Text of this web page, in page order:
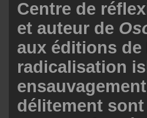
Centre de
et auteur de
aux éditions de
radicalisation
délitement